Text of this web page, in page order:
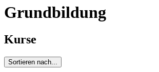
Grundbildung
Kurse
Sortieren nach...